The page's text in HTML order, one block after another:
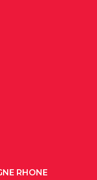
RHONE